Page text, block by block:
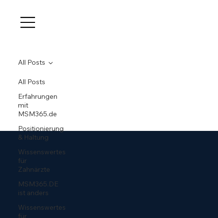
All Posts
Erfahrungen
mit
MSM365.de
Positionierung
& Haltung
Wissenswertes
für
Zahnärzte
MSM365.DE
ist anders
Wissenswertes
für
All Posts